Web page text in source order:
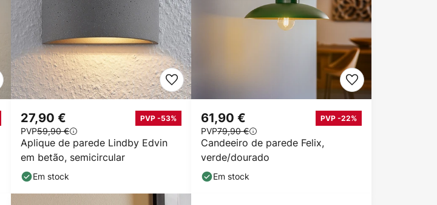
Aplique de parede Lindby Edvin
em betão, semicircular
27,90 € PVP -53%
PVP59,90 €
Em stock
Candeeiro de parede Felix,
verde/dourado
61,90 € PVP -22%
PVP79,90 €
Em stock